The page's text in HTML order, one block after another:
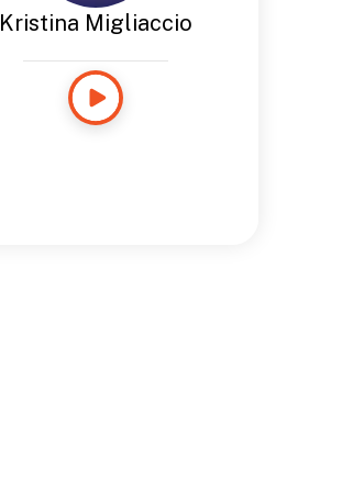
Kristina Migliaccio